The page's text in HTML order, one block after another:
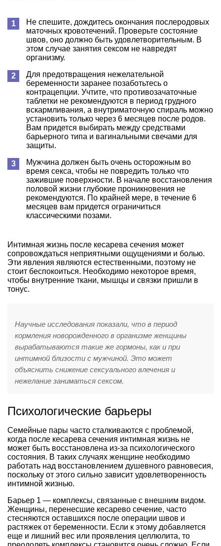
Не спешите, дождитесь окончания послеродовых
маточных кровотечений. Проверьте состояние
швов, оно должно быть удовлетворительным. В
этом случае занятия сексом не навредят
организму.
Для предотвращения нежелательной
беременности заранее позаботьтесь о
контрацепции. Учтите, что противозачаточные
таблетки не рекомендуются в период грудного
вскармливания, а внутриматочную спираль можно
установить только через 6 месяцев после родов.
Вам придется выбирать между средствами
барьерного типа и вагинальными свечами для
защиты.
Мужчина должен быть очень осторожным во
время секса, чтобы не повредить только что
зажившие поверхности. В начале восстановления
половой жизни глубокие проникновения не
рекомендуются. По крайней мере, в течение 6
месяцев вам придется ограничиться
классическими позами.
Интимная жизнь после кесарева сечения может
сопровождаться неприятными ощущениями и болью.
Эти явления являются естественными, поэтому не
стоит беспокоиться. Необходимо некоторое время,
чтобы внутренние ткани, мышцы и связки пришли в
тонус.
Научные исследования показали, что в период
кормления новорожденного в организме женщины
вырабатываются такие же гормоны, как и при
интимной близости с мужчиной. Это может
объяснить снижение сексуального влечения и
нежелание заниматься сексом.
Психологические барьеры
Семейные пары часто сталкиваются с проблемой,
когда после кесарева сечения интимная жизнь не
может быть восстановлена из-за психологического
состояния. В таких случаях женщине необходимо
работать над восстановлением душевного равновесия,
поскольку от этого сильно зависит удовлетворенность
интимной жизнью.
Барьер 1 — комплексы, связанные с внешним видом.
Женщины, перенесшие кесарево сечение, часто
стесняются оставшихся после операции швов и
растяжек от беременности. Если к этому добавляется
еще и лишний вес или проявления целлюлита, то